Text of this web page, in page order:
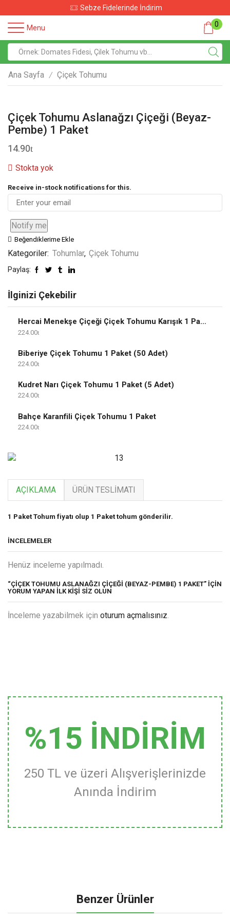
Sebze Fidelerinde İndirim
Menu 0
Ana Sayfa / Çiçek Tohumu
Çiçek Tohumu Aslanağzı Çiçeği (Beyaz-
Pembe) 1 Paket
14.90
Stokta yok
Receive in-stock notifications for this.
Notify me
Beğendiklerime Ekle
Kategoriler: Tohumlar, Çiçek Tohumu
Paylaş:
İlginizi Çekebilir
Hercai Menekşe Çiçeği Çiçek Tohumu Karışık 1 Paket
224.00
Biberiye Çiçek Tohumu 1 Paket (50 Adet)
224.00
Kudret Narı Çiçek Tohumu 1 Paket (5 Adet)
224.00
Bahçe Karanfili Çiçek Tohumu 1 Paket
224.00
AÇIKLAMA ÜRÜN TESLIMATI
1 Paket Tohum fiyatı olup 1 Paket tohum gönderilir.
İNCELEMELER
Henüz inceleme yapılmadı.
“ÇIÇEK TOHUMU ASLANAĞZI ÇIÇEĞI (BEYAZ-PEMBE) 1 PAKET” IÇIN
YORUM YAPAN ILK KIŞI SIZ OLUN
İnceleme yazabilmek için oturum açmalısınız.
%15 İNDİRİM
250 TL ve üzeri Alışverişlerinizde
Anında İndirim
Benzer Ürünler